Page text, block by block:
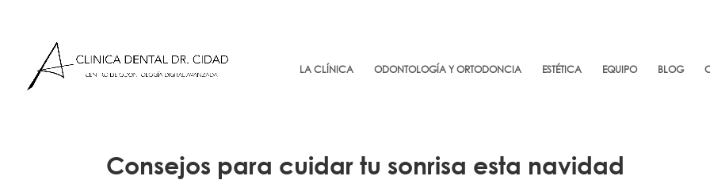
LA CLÍNICA ODONTOLOGÍA Y ORTODONCIA ESTÉTICA EQUIPO BLOG
Consejos para cuidar tu sonrisa esta navidad